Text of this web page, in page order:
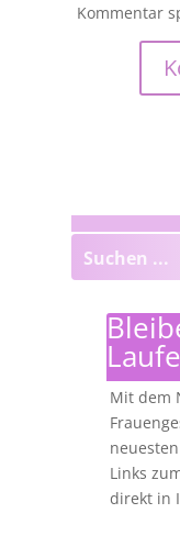
Kommentar
Mit dem
Links
direkt in